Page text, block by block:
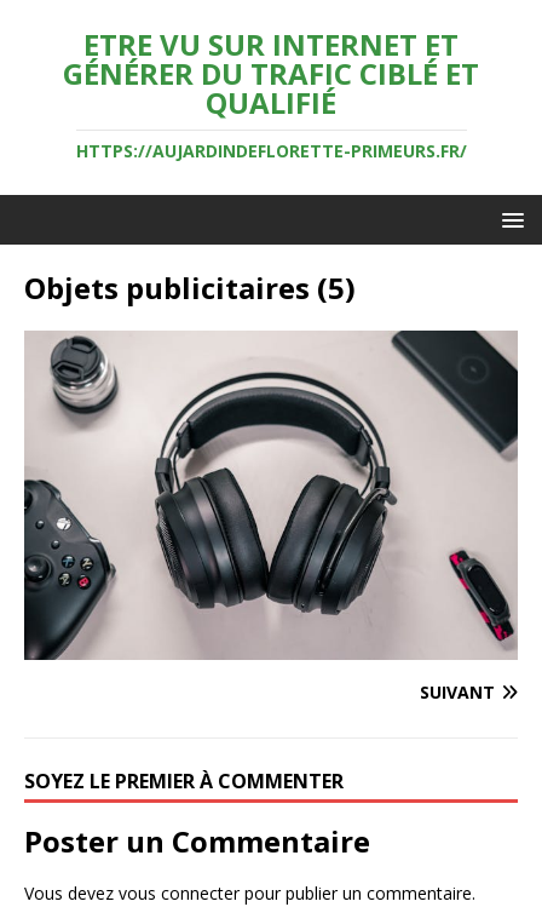
ETRE VU SUR INTERNET ET
GÉNÉRER DU TRAFIC CIBLÉ ET
QUALIFIÉ
HTTPS://AUJARDINDEFLORETTE-PRIMEURS.FR/
Objets publicitaires (5)
SUIVANT
SOYEZ LE PREMIER À COMMENTER
Poster un Commentaire
Vous devez vous connecterpour publier un commentaire.